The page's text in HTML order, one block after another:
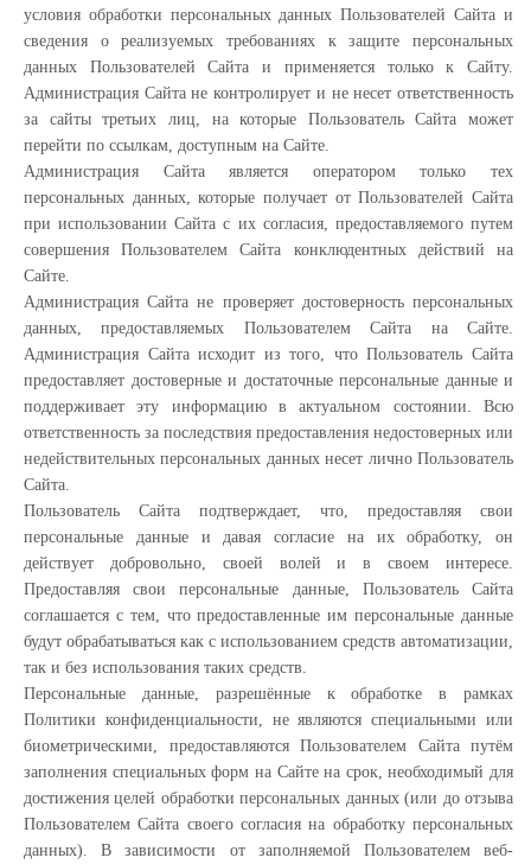
условия обработки персональных данных Пользователей Сайта и
сведения о реализуемых требованиях к защите персональных
данных Пользователей Сайта и применяется только к Сайту.
Администрация Сайта не контролирует и не несет ответственность
за сайты третьих лиц, на которые Пользователь Сайта может
перейти по ссылкам, доступным на Сайте.
Администрация Сайта является оператором только тех
персональных данных, которые получает от Пользователей Сайта
при использовании Сайта с их согласия, предоставляемого путем
совершения Пользователем Сайта конклюдентных действий на
Сайте.
Администрация Сайта не проверяет достоверность персональных
данных, предоставляемых Пользователем Сайта на Сайте.
Администрация Сайта исходит из того, что Пользователь Сайта
предоставляет достоверные и достаточные персональные данные и
поддерживает эту информацию в актуальном состоянии. Всю
ответственность за последствия предоставления недостоверных или
недействительных персональных данных несет лично Пользователь
Сайта.
Пользователь Сайта подтверждает, что, предоставляя свои
персональные данные и давая согласие на их обработку, он
действует добровольно, своей волей и в своем интересе.
Предоставляя свои персональные данные, Пользователь Сайта
соглашается с тем, что предоставленные им персональные данные
будут обрабатываться как с использованием средств автоматизации,
так и без использования таких средств.
Персональные данные, разрешённые к обработке в рамках
Политики конфиденциальности, не являются специальными или
биометрическими, предоставляются Пользователем Сайта путём
заполнения специальных форм на Сайте на срок, необходимый для
достижения целей обработки персональных данных (или до отзыва
Пользователем Сайта своего согласия на обработку персональных
данных). В зависимости от заполняемой Пользователем веб-